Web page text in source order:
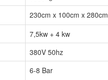
230cm x 100cm x 280cm
7,5kw + 4 kw
380V 50hz
6-8 Bar